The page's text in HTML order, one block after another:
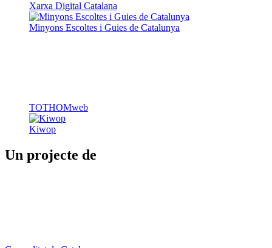
Xarxa Digital Catalana
Minyons Escoltes i Guies de Catalunya
TOTHOMweb
Kiwop
Un projecte de